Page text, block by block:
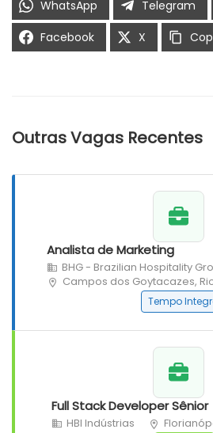
WhatsApp Telegram
Facebook
X
Outras Vagas Recentes
Analista de Marketing
BHG - Brazilian Hospitality
Campos dos Goytacazes,
Tempo
Full Stack Developer Sênior
HBI Indústrias